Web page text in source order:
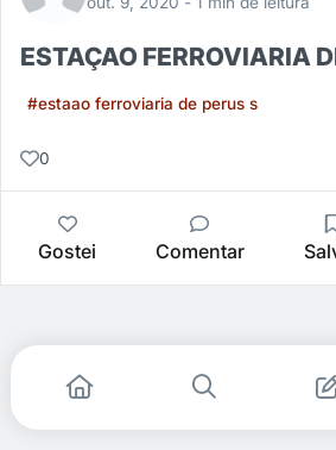
ESTAÇAO FERROVIARIA
#estaao ferroviaria de perus s
0
Gostei Comentar